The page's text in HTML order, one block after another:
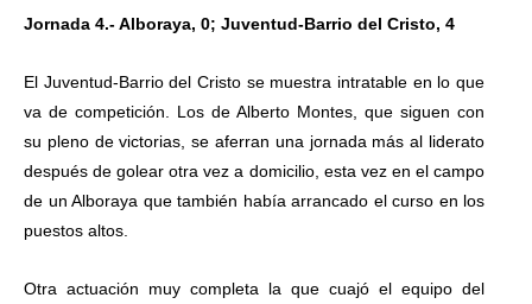
Jornada 4.- Alboraya, 0; Juventud-Barrio del Cristo, 4
El Juventud-Barrio del Cristo se muestra intratable en lo que
va de competición. Los de Alberto Montes, que siguen con
su pleno de victorias, se aferran una jornada más al liderato
después de golear otra vez a domicilio, esta vez en el campo
de un Alboraya que también había arrancado el curso en los
puestos altos.
Otra actuación muy completa la que cuajó el equipo del